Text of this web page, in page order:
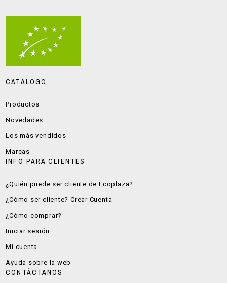
CATÁLOGO
Productos
Novedades
Los más vendidos
Marcas
INFO PARA CLIENTES
¿Quién puede ser cliente de Ecoplaza?
¿Cómo ser cliente? Crear Cuenta
¿Cómo comprar?
Iniciar sesión
Mi cuenta
Ayuda sobre la web
CONTÁCTANOS